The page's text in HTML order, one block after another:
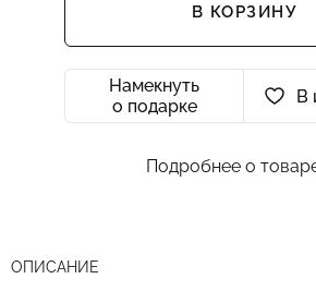
В КОРЗИНУ
Намекнуть
о подарке
В
Подробнее о
ОПИСАНИЕ